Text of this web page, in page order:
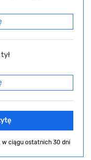
w ciągu ostatnich 30 dni